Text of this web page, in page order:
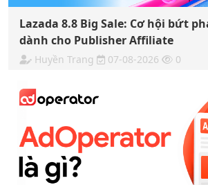
Lazada 8.8 Big Sale: Cơ hội bứt
dành cho Publisher Affiliate
Huyền Trang 07-08-2026 0